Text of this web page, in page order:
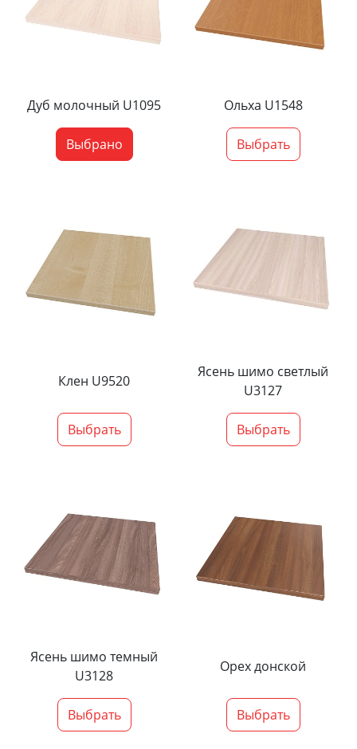
Дуб молочный U1095
Выбрано
Ольха U1548
Выбрать
Клен U9520
Выбрать
Ясень шимо светлый
U3127
Выбрать
Ясень шимо темный
U3128
Выбрать
Орех донской
Выбрать